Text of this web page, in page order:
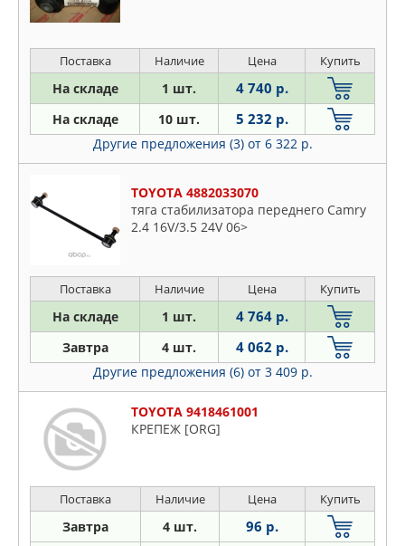
Поставка Наличие Цена Купить
На складе 1 шт. 4 740 р.
На складе 10 шт. 5 232 р.
Другие предложения (3) от 6 322 р.
TOYOTA 4882033070
тяга стабилизатора переднего Camry
2.4 16V/3.5 24V 06>
Поставка Наличие Цена Купить
На складе 1 шт. 4 764 р.
Завтра 4 шт. 4 062 р.
Другие предложения (6) от 3 409 р.
TOYOTA 9418461001
КРЕПЕЖ [ORG]
Поставка Наличие Цена Купить
Завтра 4 шт. 96 р.